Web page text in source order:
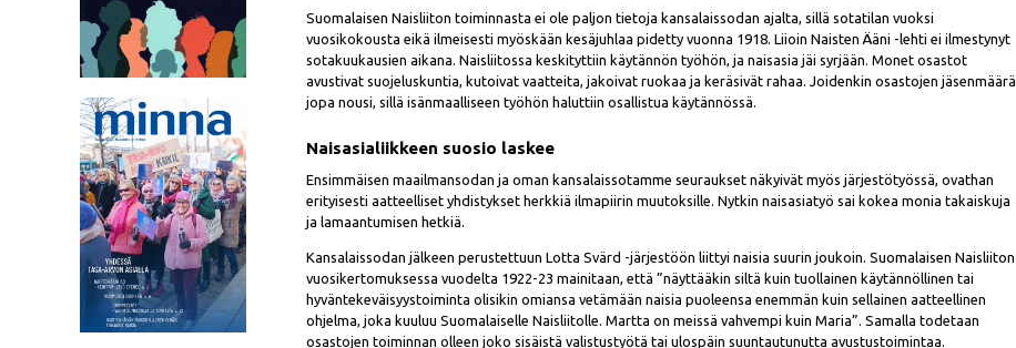
Suomalaisen Naisliiton toiminnasta ei ole paljon tietoja kansalaissodan ajalta, sillä sotatilan vuoksi
vuosikokousta eikä ilmeisesti myöskään kesäjuhlaa pidetty vuonna 1918. Liioin Naisten Ääni -lehti ei ilmestynyt
sotakuukausien aikana. Naisliitossa keskityttiin käytännön työhön, ja naisasia jäi syrjään. Monet osastot
avustivat suojeluskuntia, kutoivat vaatteita, jakoivat ruokaa ja keräsivät rahaa. Joidenkin osastojen jäsenmäärä
jopa nousi, sillä isänmaalliseen työhön haluttiin osallistua käytännössä.
Naisasialiikkeen suosio laskee
Ensimmäisen maailmansodan ja oman kansalaissotamme seuraukset näkyivät myös järjestötyössä, ovathan
erityisesti aatteelliset yhdistykset herkkiä ilmapiirin muutoksille. Nytkin naisasiatyö sai kokea monia takaiskuja
ja lamaantumisen hetkiä.
Kansalaissodan jälkeen perustettuun Lotta Svärd -järjestöön liittyi naisia suurin joukoin. Suomalaisen Naisliiton
vuosikertomuksessa vuodelta 1922-23 mainitaan, että ”näyttääkin siltä kuin tuollainen käytännöllinen tai
hyväntekeväisyystoiminta olisikin omiansa vetämään naisia puoleensa enemmän kuin sellainen aatteellinen
ohjelma, joka kuuluu Suomalaiselle Naisliitolle. Martta on meissä vahvempi kuin Maria”. Samalla todetaan
osastojen toiminnan olleen joko sisäistä valistustyötä tai ulospäin suuntautunutta avustustoimintaa.